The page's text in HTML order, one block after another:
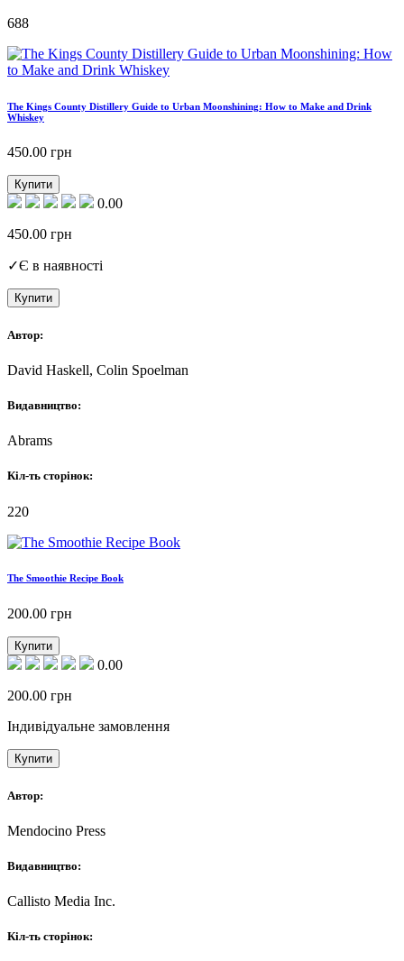
688
The Kings County Distillery Guide to Urban Moonshining: How to Make and Drink
Whiskey
450.00 грн
Купити
0.00
450.00 грн
✓Є в наявності
Купити
Автор:
David Haskell, Colin Spoelman
Видавництво:
Abrams
Кіл-ть сторінок:
220
The Smoothie Recipe Book
200.00 грн
Купити
0.00
200.00 грн
Індивідуальне замовлення
Купити
Автор:
Mendocino Press
Видавництво:
Callisto Media Inc.
Кіл-ть сторінок: